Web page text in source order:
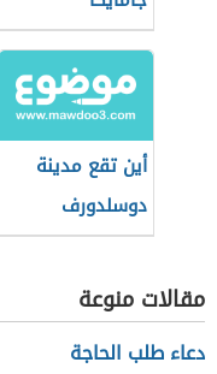
أين تقع مدينة
دوسلدورف
الألمانية
مقالات منوعة
دعاء طلب الحاجة